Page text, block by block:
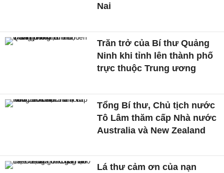
Nai
Trăn trở của Bí thư Quảng
Ninh khi tỉnh lên thành phố
trực thuộc Trung ương
Tổng Bí thư, Chủ tịch nước
Tô Lâm thăm cấp Nhà nước
Australia và New Zealand
Lá thư cảm ơn của nạn